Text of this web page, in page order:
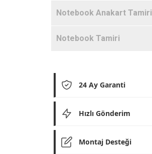
Notebook Anakart Tamiri
Notebook Tamiri
24 Ay Garanti
Hızlı Gönderim
Montaj Desteği